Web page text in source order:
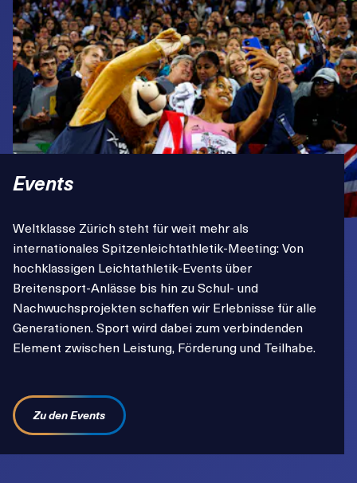
Events
Weltklasse Zürich steht für weit mehr als
internationales Spitzenleichtathletik-Meeting: Von
hochklassigen Leichtathletik-Events über
Breitensport-Anlässe bis hin zu Schul- und
Nachwuchsprojekten schaffen wir Erlebnisse für alle
Generationen. Sport wird dabei zum verbindenden
Element zwischen Leistung, Förderung und Teilhabe.
Zu den Events